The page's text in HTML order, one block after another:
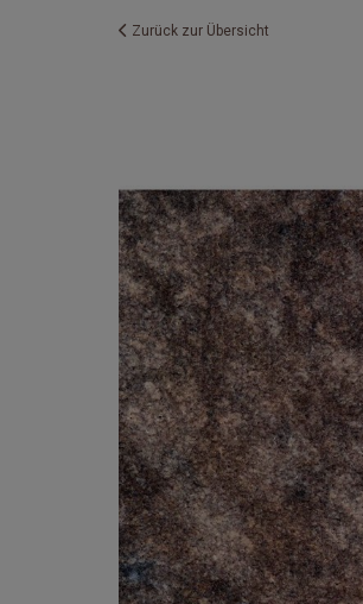
Zurück zur Übersicht